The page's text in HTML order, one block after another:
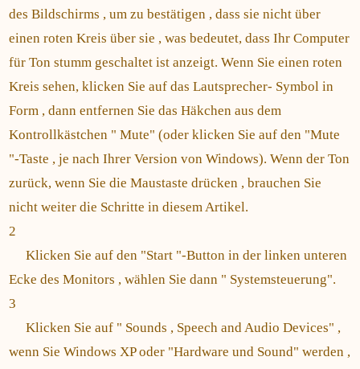
des Bildschirms , um zu bestätigen , dass sie nicht über
einen roten Kreis über sie , was bedeutet, dass Ihr Computer
für Ton stumm geschaltet ist anzeigt. Wenn Sie einen roten
Kreis sehen, klicken Sie auf das Lautsprecher- Symbol in
Form , dann entfernen Sie das Häkchen aus dem
Kontrollkästchen " Mute" (oder klicken Sie auf den "Mute
"-Taste , je nach Ihrer Version von Windows). Wenn der Ton
zurück, wenn Sie die Maustaste drücken , brauchen Sie
nicht weiter die Schritte in diesem Artikel.
2
Klicken Sie auf den "Start "-Button in der linken unteren
Ecke des Monitors , wählen Sie dann " Systemsteuerung".
3
Klicken Sie auf " Sounds , Speech and Audio Devices" ,
wenn Sie Windows XP oder "Hardware und Sound" werden ,